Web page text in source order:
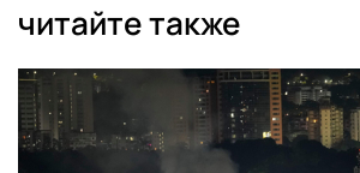
читайте также